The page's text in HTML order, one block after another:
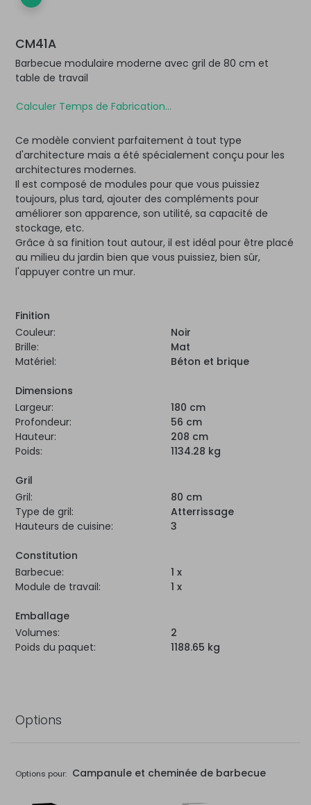
CM41A
Barbecue modulaire moderne avec gril de 80 cm et
table de travail
Calculer Temps de Fabrication...
Ce modèle convient parfaitement à tout type
d'architecture mais a été spécialement conçu pour les
architectures modernes.
Il est composé de modules pour que vous puissiez
toujours, plus tard, ajouter des compléments pour
améliorer son apparence, son utilité, sa capacité de
stockage, etc.
Grâce à sa finition tout autour, il est idéal pour être placé
au milieu du jardin bien que vous puissiez, bien sûr,
l'appuyer contre un mur.
Finition
Couleur:
Noir
Brille:
Mat
Matériel:
Béton et brique
Dimensions
Largeur:
180 cm
Profondeur:
56 cm
Hauteur:
208 cm
Poids:
1134.28 kg
Gril
Gril:
80 cm
Type de gril:
Atterrissage
Hauteurs de cuisine:
3
Constitution
Barbecue:
1 x
Module de travail:
1 x
Emballage
Volumes:
2
Poids du paquet:
1188.65 kg
Options
Options pour: Campanule et cheminée de barbecue